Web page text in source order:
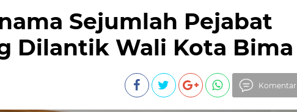
Sejumlah Pejabat
Dilantik Wali Kota Bima
Komentar